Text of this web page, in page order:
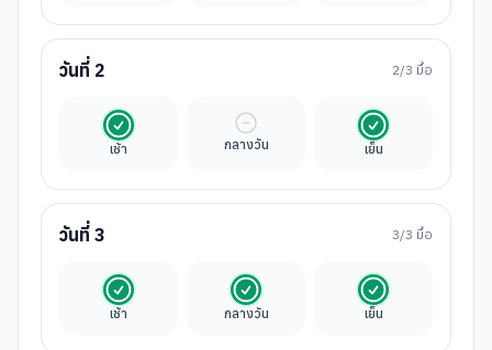
วันที่ 2 2/3 มื้อ
เช้า
รวมในค่าทัวร์
กลางวัน
มื้ออิสระ
เย็น
รวมในค่าทัวร์
วันที่ 3 3/3 มื้อ
เช้า
รวมในค่าทัวร์
กลางวัน
รวมในค่าทัวร์
เย็น
รวมในค่าทัวร์